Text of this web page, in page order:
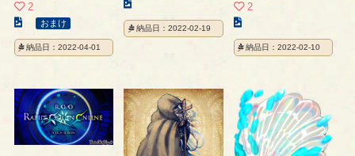
2
こ
の
イ
ト
の
ペ
ー
おまけ
納品日：2022-04-01
の
イ
の
ペ
ー
ジ
納品日：2022-02-19
2
の
イ
ト
の
ペ
ー
納品日：2022-02-10